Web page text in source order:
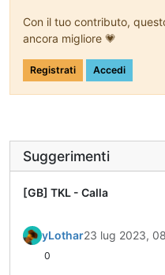
Con il tuo contributo,
ancora migliore 💗
Registrati Accedi
Suggerimenti
[GB] TKL - Calla
yLothar23 lug 2023,
0